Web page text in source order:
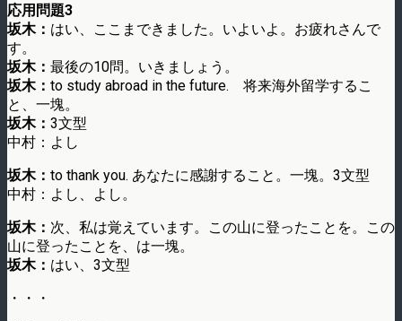
応用問題3
坂木： はい、ここまできました。いよいよ。お疲れさんで
す。
坂木： 最後の10問。いきましょう。
坂木： to study abroad in the future. 将来海外留学するこ
と、一塊。
坂木： 3文型
中村：よし
坂木： to thank you. あなたに感謝すること。一塊。3文型
中村：よし、よし。
坂木： 次、私は覚えています。この山に登ったことを。この
山に登ったことを、は一塊。
坂木： はい、3文型
・・・